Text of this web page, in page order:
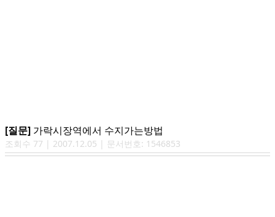
[질문] 가락시장역에서 수지가는방법
조회수 77 | 2007.12.05 | 문서번호: 1546853